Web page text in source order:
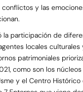
y las
la participación de
locales culturales
patrimoniales
como son los
y el Centro Histórico